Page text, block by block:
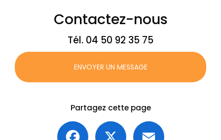
Contactez-nous
Tél. 04 50 92 35 75
ENVOYER UN MESSAGE
Partagez cette page
Facebook